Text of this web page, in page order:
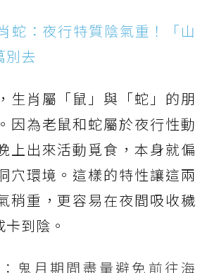
蛇：夜行特質陰氣重！「山
別去
生肖屬「鼠」與「蛇」的朋
因為老鼠和蛇屬於夜行性動
上出來活動覓食，本身就偏
穴環境。這樣的特性讓這兩
稍重，更容易在夜間吸收穢
到陰。
鬼月期間盡量避免前往海